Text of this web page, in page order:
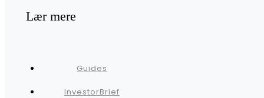
Lær mere
Guides
InvestorBrief